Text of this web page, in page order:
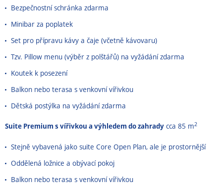
Bezpečnostní schránka zdarma
Minibar za poplatek
Set pro přípravu kávy a čaje (včetně kávovaru)
Tzv. Pillow menu (výběr z polštářů) na vyžádání zdarma
Koutek k posezení
Balkon nebo terasa s venkovní vířivkou
Dětská postýlka na vyžádání zdarma
Suite Premium s vířivkou a výhledem do zahrady cca 85 m2
Stejně vybavená jako suite Core Open Plan, ale je prostornější
Oddělená ložnice a obývací pokoj
Balkon nebo terasa s venkovní vířivkou